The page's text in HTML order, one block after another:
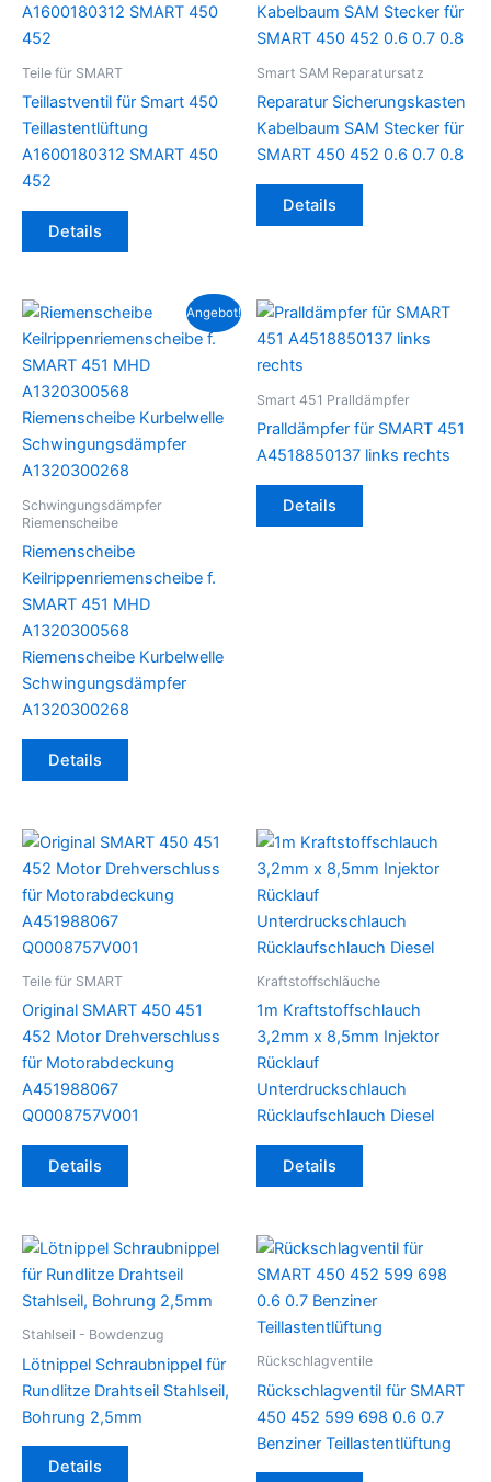
Teile für SMART
Teillastventil für Smart 450
Teillastentlüftung
A1600180312 SMART 450
452
Details
Smart SAM Reparatursatz
Reparatur Sicherungskasten
Kabelbaum SAM Stecker für
SMART 450 452 0.6 0.7 0.8
Details
Angebot!
Schwingungsdämpfer
Riemenscheibe
Riemenscheibe
Keilrippenriemenscheibe f.
SMART 451 MHD
A1320300568
Riemenscheibe Kurbelwelle
Schwingungsdämpfer
A1320300268
Details
Smart 451 Pralldämpfer
Pralldämpfer für SMART 451
A4518850137 links rechts
Details
Teile für SMART
Original SMART 450 451
452 Motor Drehverschluss
für Motorabdeckung
A451988067
Q0008757V001
Details
Kraftstoffschläuche
1m Kraftstoffschlauch
3,2mm x 8,5mm Injektor
Rücklauf
Unterdruckschlauch
Rücklaufschlauch Diesel
Details
Stahlseil - Bowdenzug
Lötnippel Schraubnippel für
Rundlitze Drahtseil Stahlseil,
Bohrung 2,5mm
Details
Rückschlagventile
Rückschlagventil für SMART
450 452 599 698 0.6 0.7
Benziner Teillastentlüftung